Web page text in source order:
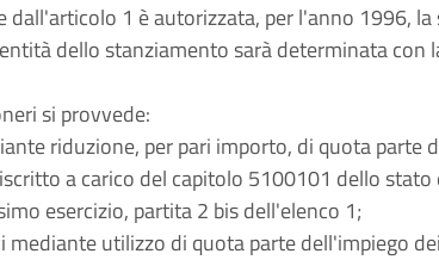
dall'articolo 1 è autorizzata, per l'anno 1996,
dello stanziamento sarà determinata con
si provvede:
riduzione, per pari importo, di quota parte
a carico del capitolo 5100101 dello
esercizio, partita 2 bis dell'elenco 1;
mediante utilizzo di quota parte dell'impiego